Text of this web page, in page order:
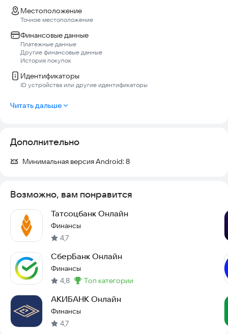
Местоположение
Точное местоположение
Финансовые данные
Платежные данные
Другие финансовые данные
История покупок
Идентификаторы
ID устройства или другие идентификаторы
Читать дальше
Дополнительно
Минимальная версия Android:8
Возможно, вам понравится
Татсоцбанк Онлайн
Финансы
4,7
СберБанк Онлайн
Финансы
4,8
Метка:
топ категории
АКИБАНК Онлайн
Финансы
4,7